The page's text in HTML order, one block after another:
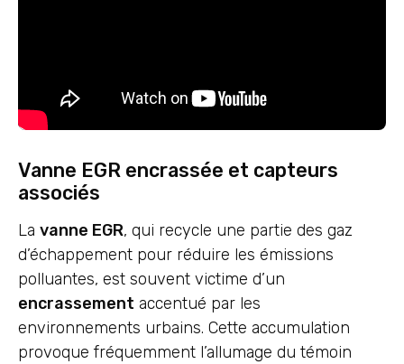
Vanne EGR encrassée et capteurs
associés
La vanne EGR, qui recycle une partie des gaz
d’échappement pour réduire les émissions
polluantes, est souvent victime d’un
encrassement accentué par les
environnements urbains. Cette accumulation
provoque fréquemment l’allumage du témoin